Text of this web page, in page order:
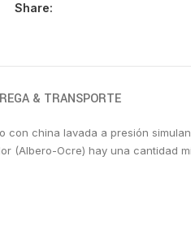
Share:
& TRANSPORTE
china lavada a presión
(Albero-Ocre) hay una cantidad